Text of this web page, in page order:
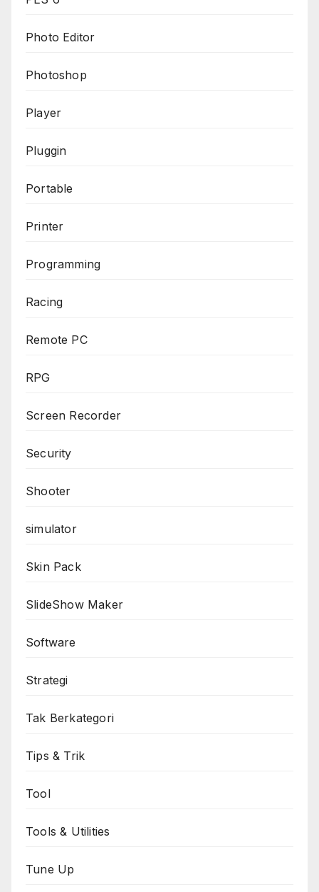
Photo Editor
Photoshop
Player
Pluggin
Portable
Printer
Programming
Racing
Remote PC
RPG
Screen Recorder
Security
Shooter
simulator
Skin Pack
SlideShow Maker
Software
Strategi
Tak Berkategori
Tips & Trik
Tool
Tools & Utilities
Tune Up